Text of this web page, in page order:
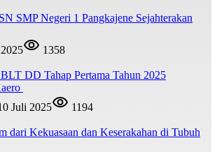
SMP Negeri 1 Pangkajene Sejahterakan
1358
DD Tahap Pertama Tahun 2025
Juli 2025
1194
dari Kekuasaan dan Keserakahan di Tubuh